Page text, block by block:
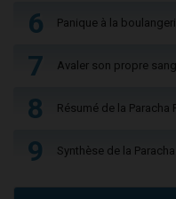
6 Panique à la
7 Avaler son propre
8 Résumé de la Paracha
9 Synthèse de la